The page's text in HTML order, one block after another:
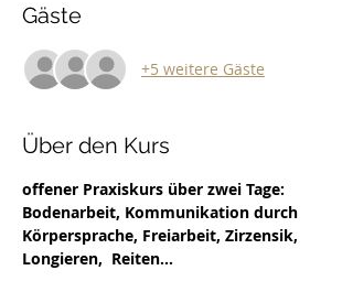
Gäste
+5 weitere Gäste
Über den Kurs
offener Praxiskurs über zwei Tage:
Bodenarbeit, Kommunikation durch
Körpersprache, Freiarbeit, Zirzensik,
Longieren,  Reiten...